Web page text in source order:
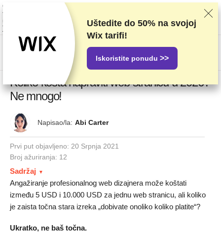
Ocjenjujemo dobavljače na temelju rigoroznog testiranja i istraživanja, ali
također uzimamo u obzir vaše povratne informacije i naše komercijalne
ugovore s pružateljima usluga. Ova stranica sadrži partnerske veze.
Transparentnost oglašavanja
Koliko košta napraviti web stranicu u 2026?
Ne mnogo!
Napisao/la: Abi Carter
Prvi put objavljeno: 20 Srpnja 2021
Broj ažuriranja: 12
Sadržaj
Angažiranje profesionalnog web dizajnera može koštati
između 5 USD i 10.000 USD za jednu web stranicu, ali koliko
je zaista točna stara izreka „dobivate onoliko koliko platite“?
Ukratko, ne baš točna.
Uštedite do 50% na svojoj
Wix tarifi!
Iskoristite ponudu >>